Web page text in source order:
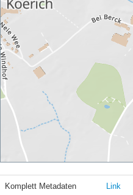
Komplett Metadaten Link